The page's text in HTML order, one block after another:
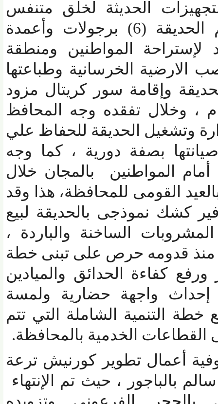
الحديثة لخلق متنفس
حيوى للأهالى ، وتضم الحديقة (6) برجولات وأعمدة
المواطنين ومنطقة
الخرسانية وطباعتها
وإقامة سور كريتال مزود
وخلال تفقده وجه المحافظ
وتشغيل الحديقة للحفاظ علي
بصفة دورية ، كما وجه
المواطنين بالمجان خلال
القومى للمحافظة، هذا وقد
كشك نموذجى بالحديقة لبيع
الساخنة والباردة ،
قدومه حرص على تبنى خطة
كفاءة الحدائق والميادين
واجهة حضارية ولمسة
التنمية الشاملة التي تتم
الخدمية بالمحافظة.
أعمال تطوير كورنيش ترعة
بالباجور ، حيث تم الإنتهاء